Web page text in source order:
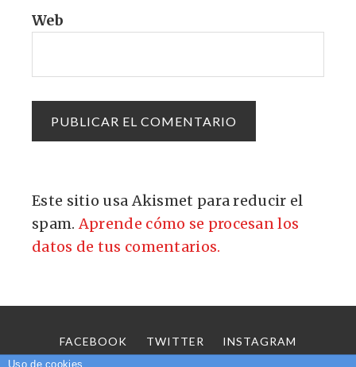
Web
Este sitio usa Akismet para reducir el
spam.Aprende cómo se procesan los
datos de tus comentarios.
FACEBOOK TWITTER
INSTAGRAM
Uso de cookies